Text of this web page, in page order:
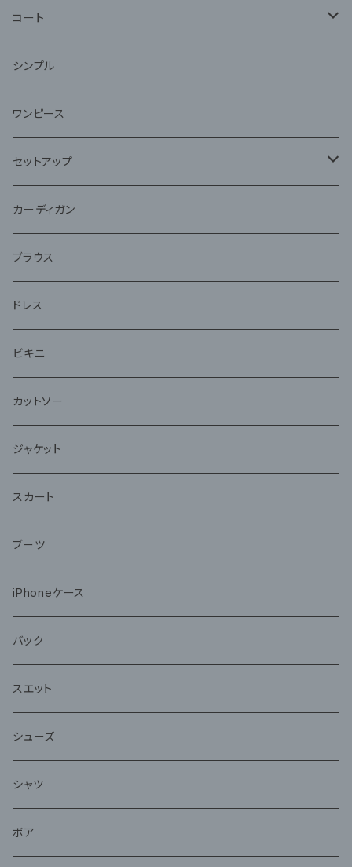
コート
ファー
シンプル
ワンピース
セットアップ
ジャケット
アンサンブル
カーディガン
ブラウス
ドレス
ビキニ
カットソー
ジャケット
スカート
ブーツ
iPhoneケース
バック
スエット
シューズ
シャツ
ボア